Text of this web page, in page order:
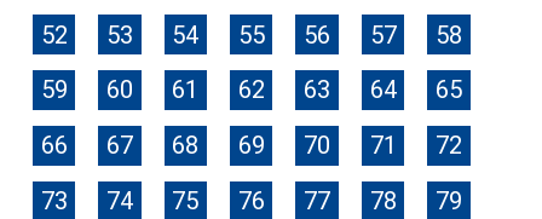
52
53 54 55 56 57
58
59
60 61 62 63 64
65
66
67 68 69 70 71
72
73
74 75 76 77 78
79